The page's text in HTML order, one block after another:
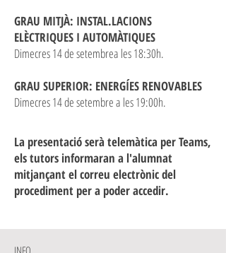
GRAU MITJÀ: INSTAL.LACIONS
ELÈCTRIQUES I AUTOMÀTIQUES
Dimecres 14 de setembrea les 18:30h.
GRAU SUPERIOR: ENERGÍES RENOVABLES
Dimecres 14 de setembre a les 19:00h.
La presentació serà telemàtica per Teams,
els tutors informaran a l'alumnat
mitjançant el correu electrònic del
procediment per a poder accedir.
INFO